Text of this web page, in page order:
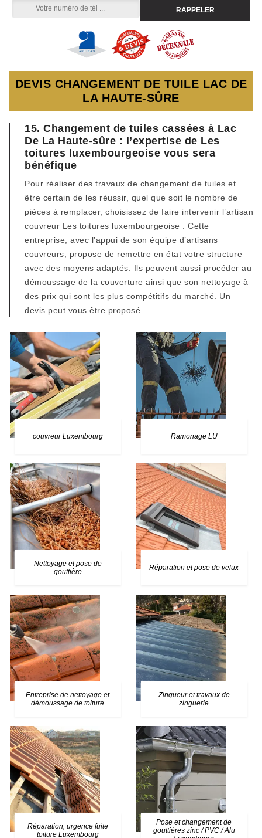
DEVIS CHANGEMENT DE TUILE LAC DE
LA HAUTE-SÛRE
15. Changement de tuiles cassées à Lac
De La Haute-sûre : l’expertise de Les
toitures luxembourgeoise vous sera
bénéfique
Pour réaliser des travaux de changement de tuiles et
être certain de les réussir, quel que soit le nombre de
pièces à remplacer, choisissez de faire intervenir l’artisan
couvreur Les toitures luxembourgeoise . Cette
entreprise, avec l’appui de son équipe d’artisans
couvreurs, propose de remettre en état votre structure
avec des moyens adaptés. Ils peuvent aussi procéder au
démoussage de la couverture ainsi que son nettoyage à
des prix qui sont les plus compétitifs du marché. Un
devis peut vous être proposé.
couvreur Luxembourg Ramonage LU
Nettoyage et pose de
gouttière
Réparation et pose de velux
Entreprise de nettoyage et
démoussage de toiture
Zingueur et travaux de
zinguerie
Réparation, urgence fuite
toiture Luxembourg
Pose et changement de
gouttières zinc / PVC / Alu